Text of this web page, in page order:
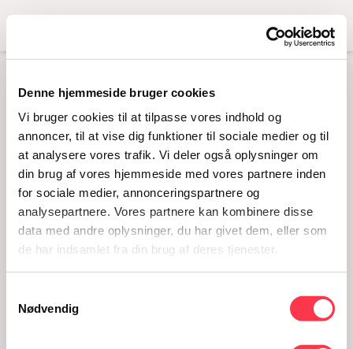
Denne hjemmeside bruger cookies
Vi bruger cookies til at tilpasse vores indhold og
annoncer, til at vise dig funktioner til sociale medier og til
at analysere vores trafik. Vi deler også oplysninger om
din brug af vores hjemmeside med vores partnere inden
for sociale medier, annonceringspartnere og
analysepartnere. Vores partnere kan kombinere disse
data med andre oplysninger, du har givet dem, eller som
de har indsamlet fra din brug af deres tjenester.
Nødvendig
Menu
COVER_FLUX
cover_flux